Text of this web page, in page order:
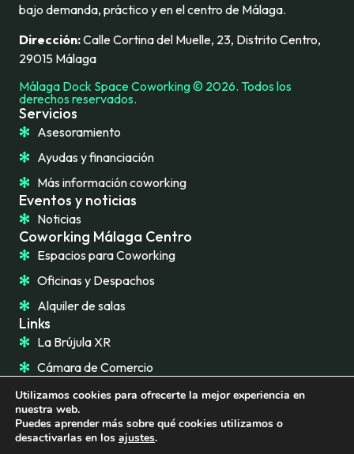
Coworking Málaga Centro
Espacios para Coworking
Oficinas y Despachos
Alquiler de salas
Links
La Brújula XR
Cámara de Comercio
Servicios
Asesoramiento
Ayudas y financiación
Más información coworking
Eventos y noticias
Noticias
bajo demanda, práctico y en el centro de Málaga.
Dirección:Calle Cortina del Muelle, 23, Distrito Centro,
29015 Málaga
Málaga Dock Space Coworking © 2026. Todos los
derechos reservados.
AVISO LEGAL
POLÍTICA DE PRIVACIDAD
POLÍTICA DE COOKIES
Utilizamos cookies para ofrecerte la mejor experiencia en
nuestra web.
Puedes aprender más sobre qué cookies utilizamos o
desactivarlas en los ajustes.